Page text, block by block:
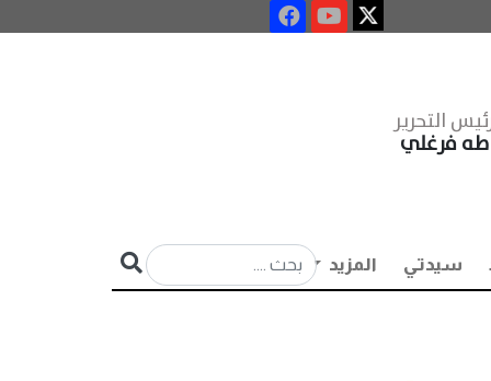
التحرير
طه فرغلي
سيدتي المزيد